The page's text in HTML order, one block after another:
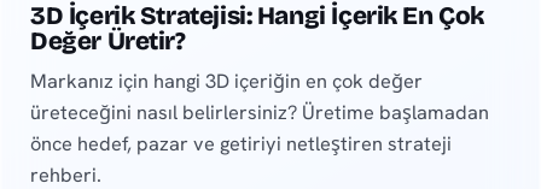
3D İçerik Stratejisi: Hangi İçerik En Çok
Değer Üretir?
Markanız için hangi 3D içeriğin en çok değer
üreteceğini nasıl belirlersiniz? Üretime başlamadan
önce hedef, pazar ve getiriyi netleştiren strateji
rehberi.